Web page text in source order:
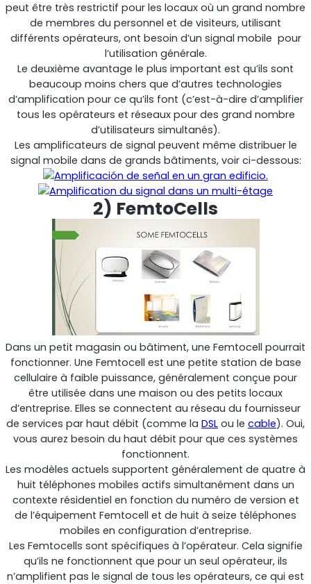
StellaPlanner
Planificateur d’installation en ligne
Shark
Analyseur professionnel de signaux
Sentinel
Moniteur de bruit du signal de liaison montante.
peut être très restrictif pour les locaux où un grand nombre
de membres du personnel et de visiteurs, utilisant
différents opérateurs, ont besoin d’un signal mobile pour
l’utilisation générale.
Le deuxième avantage le plus important est qu’ils sont
beaucoup moins chers que d’autres technologies
d’amplification pour ce qu’ils font (c’est-à-dire d’amplifier
tous les opérateurs et réseaux pour des grand nombre
d’utilisateurs simultanés).
Les amplificateurs de signal peuvent même distribuer le
signal mobile dans de grands bâtiments, voir ci-dessous:
2) FemtoCells
Dans un petit magasin ou bâtiment, une Femtocell pourrait
fonctionner. Une Femtocell est une petite station de base
cellulaire à faible puissance, généralement conçue pour
être utilisée dans une maison ou des petits locaux
d’entreprise. Elles se connectent au réseau du fournisseur
de services par haut débit (comme la DSL ou le cable). Oui,
vous aurez besoin du haut débit pour que ces systèmes
fonctionnent.
Les modèles actuels supportent généralement de quatre à
huit téléphones mobiles actifs simultanément dans un
contexte résidentiel en fonction du numéro de version et
de l’équipement Femtocell et de huit à seize téléphones
mobiles en configuration d’entreprise.
Les Femtocells sont spécifiques à l’opérateur. Cela signifie
qu’ils ne fonctionnent que pour un seul opérateur, ils
n’amplifient pas le signal de tous les opérateurs, ce qui est